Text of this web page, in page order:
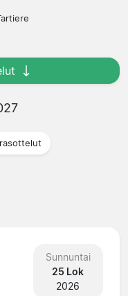
Sunnuntai
25 Lok
2026